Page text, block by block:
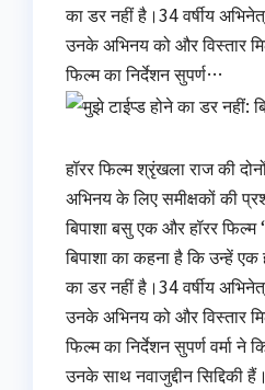
का डर नहीं है।34 वर्षीय
उनके अभिनय को और विस्तार
फिल्म का निर्देशन सुपर्ण…
हॉरर फिल्म श्रृंखला राज की
अभिनय के लिए समीक्षकों की
बिपाशा बसु एक और हॉरर फिल्म
बिपाशा का कहना है कि उन्हें
का डर नहीं है।34 वर्षीय
उनके अभिनय को और विस्तार
फिल्म का निर्देशन सुपर्ण वर्मा
उनके साथ नवाजुद्दीन सिद्दिकी